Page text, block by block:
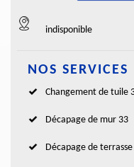
indisponible
NOS SERVICES
Changement de tuile
Décapage de mur 33
Décapage de